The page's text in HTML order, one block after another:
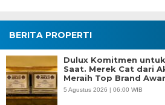
BERITA PROPERTI
Dulux Komitmen
Saat. Merek Cat dari
Meraih Top Brand
5 Agustus 2026 | 06:00 WIB